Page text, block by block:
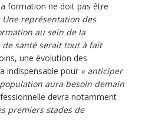
formation ne doit pas être
Une représentation des
au sein de la
santé serait tout à fait
une évolution des
indispensable pour « anticiper
aura besoin demain
devra notamment
premiers stades de